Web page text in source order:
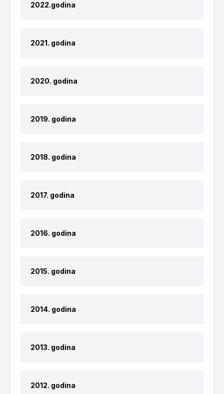
2022.godina
2021. godina
2020. godina
2019. godina
2018. godina
2017. godina
2016. godina
2015. godina
2014. godina
2013. godina
2012. godina